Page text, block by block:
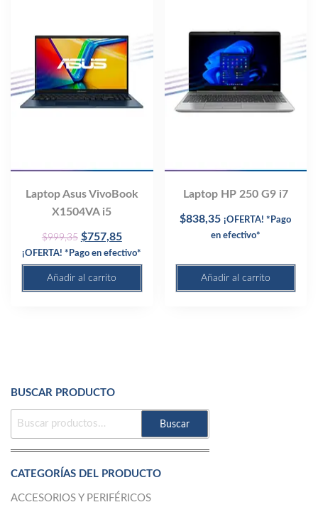
Laptop Asus VivoBook
X1504VA i5
$999,35 Original
price
was:
$999,35.
$757,85Current
price
$757,85.
¡OFERTA! *Pago en efectivo*
Añadir al carrito
Laptop HP 250 G9 i7
$838,35 ¡OFERTA! *Pago
en efectivo*
Añadir al carrito
BUSCAR PRODUCTO
BUSCAR
Buscar
CATEGORÍAS DEL PRODUCTO
ACCESORIOS Y PERIFÉRICOS